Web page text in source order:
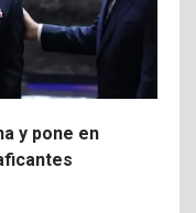
y pone en